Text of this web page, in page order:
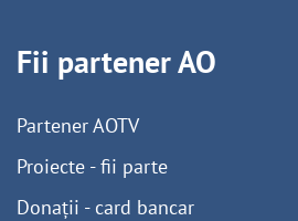
Fii partener AO
Partener AOTV
Proiecte - fii parte
Donații - card bancar